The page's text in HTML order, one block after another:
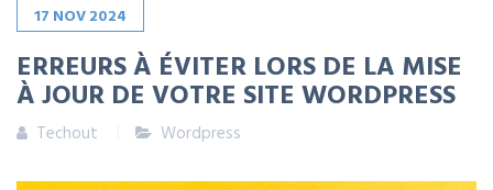
17 NOV2024
ERREURS À ÉVITER LORS DE LA MISE
À JOUR DE VOTRE SITE WORDPRESS
Techout Wordpress